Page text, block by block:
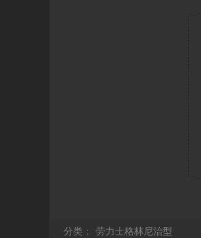
分类： 劳力士格林尼治型